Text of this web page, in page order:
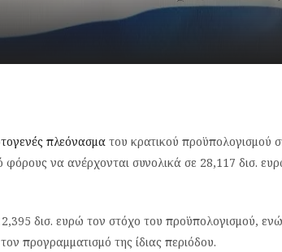
πλεόνασμα του κρατικού προϋπολογισμού
φόρους να ανέρχονται συνολικά σε 28,117 δισ.
δισ. ευρώ τον στόχο του προϋπολογισμού,
προγραμματισμό της ίδιας περιόδου.